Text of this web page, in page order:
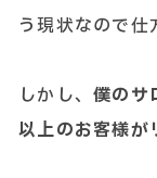
う現状なので仕
しかし、僕のサ
以上のお客様が